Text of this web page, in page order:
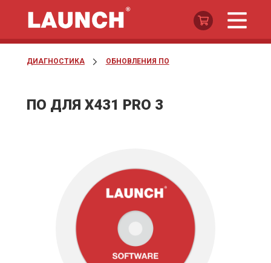
ДИАГНОСТИКА ОБНОВЛЕНИЯ ПО
ПО ДЛЯ X431 PRO 3